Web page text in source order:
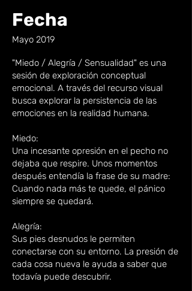
Fecha
Mayo 2019
"Miedo / Alegría / Sensualidad" es una
sesión de exploración conceptual
emocional. A través del recurso visual
busca explorar la persistencia de las
emociones en la realidad humana.
Miedo:
Una incesante opresión en el pecho no
dejaba que respire. Unos momentos
después entendía la frase de su madre:
Cuando nada más te quede, el pánico
siempre se quedará.
Alegría:
Sus pies desnudos le permiten
conectarse con su entorno. La presión de
cada cosa nueva le ayuda a saber que
todavía puede descubrir.